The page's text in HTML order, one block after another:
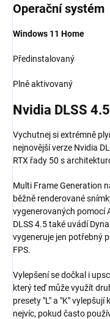
Operační systém
Windows 11 Home
Předinstalovaný
Plně aktivovaný
Nvidia DLSS 4.5
Vychutnej si extrémně
nejnovější verze Nvidia
RTX řady 50 s
Multi Frame Generation
běžně renderované
vygenerovaných pomocí
DLSS 4.5 také uvádí
vygeneruje jen potřebný
FPS.
Vylepšení se dočkal i
který teď může využít
presety "L" a "K"
nejvíc, pokud často